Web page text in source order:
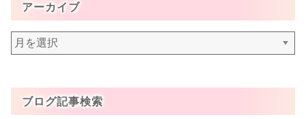
アーカイブ
ア
ー
イ
ブログ記事検索